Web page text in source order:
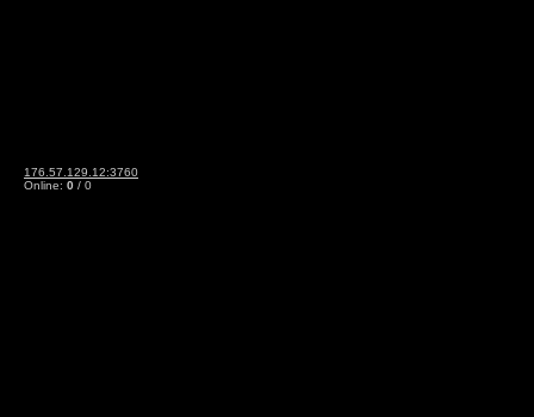
176.57.129.12:3760
Online: 0 / 0